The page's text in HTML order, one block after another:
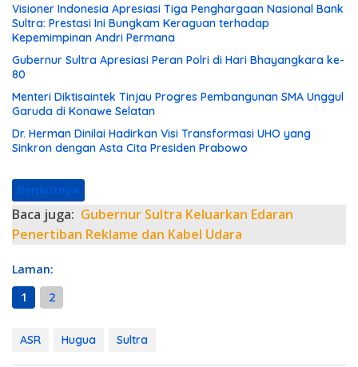
Visioner Indonesia Apresiasi Tiga Penghargaan Nasional Bank
Sultra: Prestasi Ini Bungkam Keraguan terhadap
Kepemimpinan Andri Permana
Gubernur Sultra Apresiasi Peran Polri di Hari Bhayangkara ke-
80
Menteri Diktisaintek Tinjau Progres Pembangunan SMA Unggul
Garuda di Konawe Selatan
Dr. Herman Dinilai Hadirkan Visi Transformasi UHO yang
Sinkron dengan Asta Cita Presiden Prabowo
Berikutnya
Baca juga: Gubernur Sultra Keluarkan Edaran
Penertiban Reklame dan Kabel Udara
Laman:
1
2
ASR Hugua Sultra